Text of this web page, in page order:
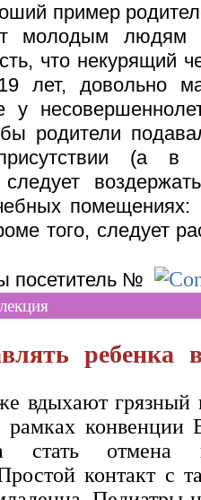
пример
молодым людям
что некурящий
лет, довольно
у
родители
(а в
того, следует
посетитель №
ребенка
вдыхают грязный
конвенции
стать отмена
контакт с